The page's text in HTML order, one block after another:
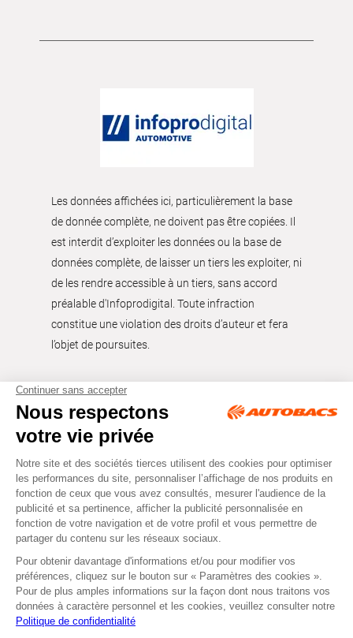
Les données affichées ici, particulièrement la base
de donnée complète, ne doivent pas être copiées. Il
est interdit d’exploiter les données ou la base de
données complète, de laisser un tiers les exploiter, ni
de les rendre accessible à un tiers, sans accord
préalable d'Infoprodigital. Toute infraction
constitue une violation des droits d’auteur et fera
l’objet de poursuites.
Tous droits réservés © Autobacs
Mentions légales RGPD
Cookies CGV